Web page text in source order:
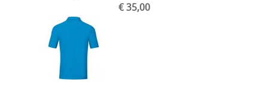
€ 35,00